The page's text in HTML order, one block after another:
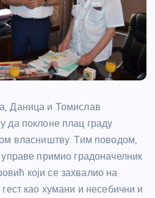
Даница и Томислав
да поклоне плац граду
власништву. Тим поводом,
управе примио градоначелник
који се захвалио на
гест као хумани и несебични и